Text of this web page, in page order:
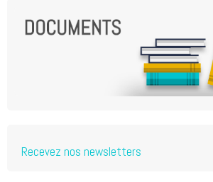
Recevez nos newsletters